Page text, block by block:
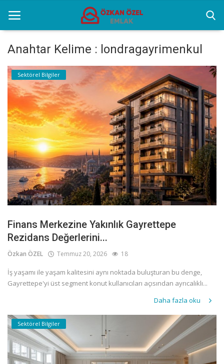
Anasayfa
Selenium Twins
Popüler Yerler
Sektörel Bilgiler
İletişim
Türkçe
Anahtar Kelime : londragayrimenkul
Sektörel Bilgiler
Finans Merkezine Yakınlık Gayrettepe
Rezidans Değerlerini...
Özkan ÖZEL Temmuz 20, 2026 18
İş yaşamı ile yaşam kalitesini aynı noktada buluşturan bu denge,
Gayrettepe'yi üst segment konut kullanıcıları açısından ayrıcalıklı...
Daha fazla oku
Sektörel Bilgiler